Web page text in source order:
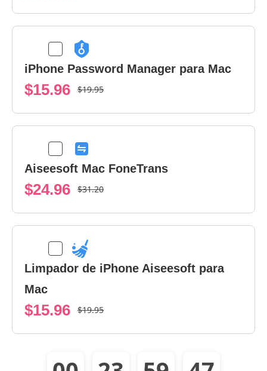
iPhone Password Manager para Mac
$15.96 $19.95
Aiseesoft Mac FoneTrans
$24.96 $31.20
Limpador de iPhone Aiseesoft para
Mac
$15.96 $19.95